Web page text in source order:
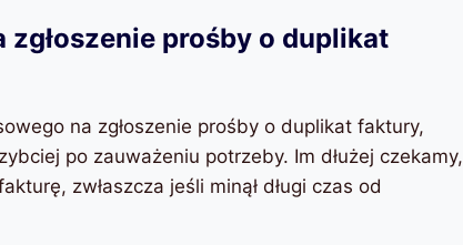
prośby o duplikat
na zgłoszenie prośby o duplikat faktury,
po zauważeniu potrzeby. Im dłużej czekamy,
zwłaszcza jeśli minął długi czas od